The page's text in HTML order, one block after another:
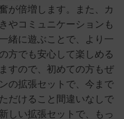
が倍増します。また、カ
やコミュニケーションも
緒に遊ぶことで、より一
方でも安心して楽しめる
すので、初めての方もぜ
の拡張セットで、今まで
だけること間違いなしで
しい拡張セットで、もっ